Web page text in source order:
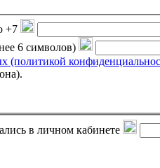
+7
6 символов)
(политикой
в личном кабинете